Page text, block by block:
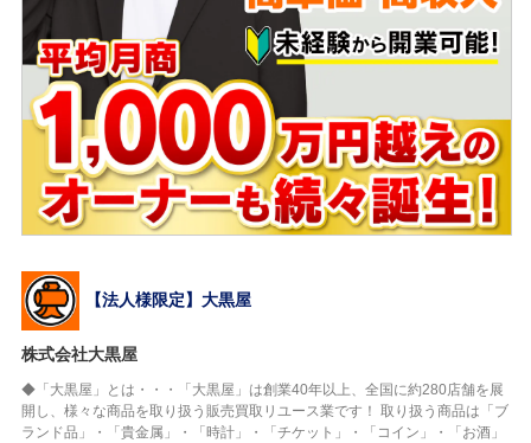
【法人様限定】大黒屋
株式会社大黒屋
◆「大黒屋」とは・・・「大黒屋」は創業40年以上、全国に約280店舗を展
開し、様々な商品を取り扱う販売買取リユース業です！ 取り扱う商品は「ブ
ランド品」・「貴金属」・「時計」・「チケット」・「コイン」・「お酒」